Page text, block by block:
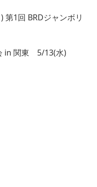
第1回 BRDジャンボリ
in 関東 5/13(水)